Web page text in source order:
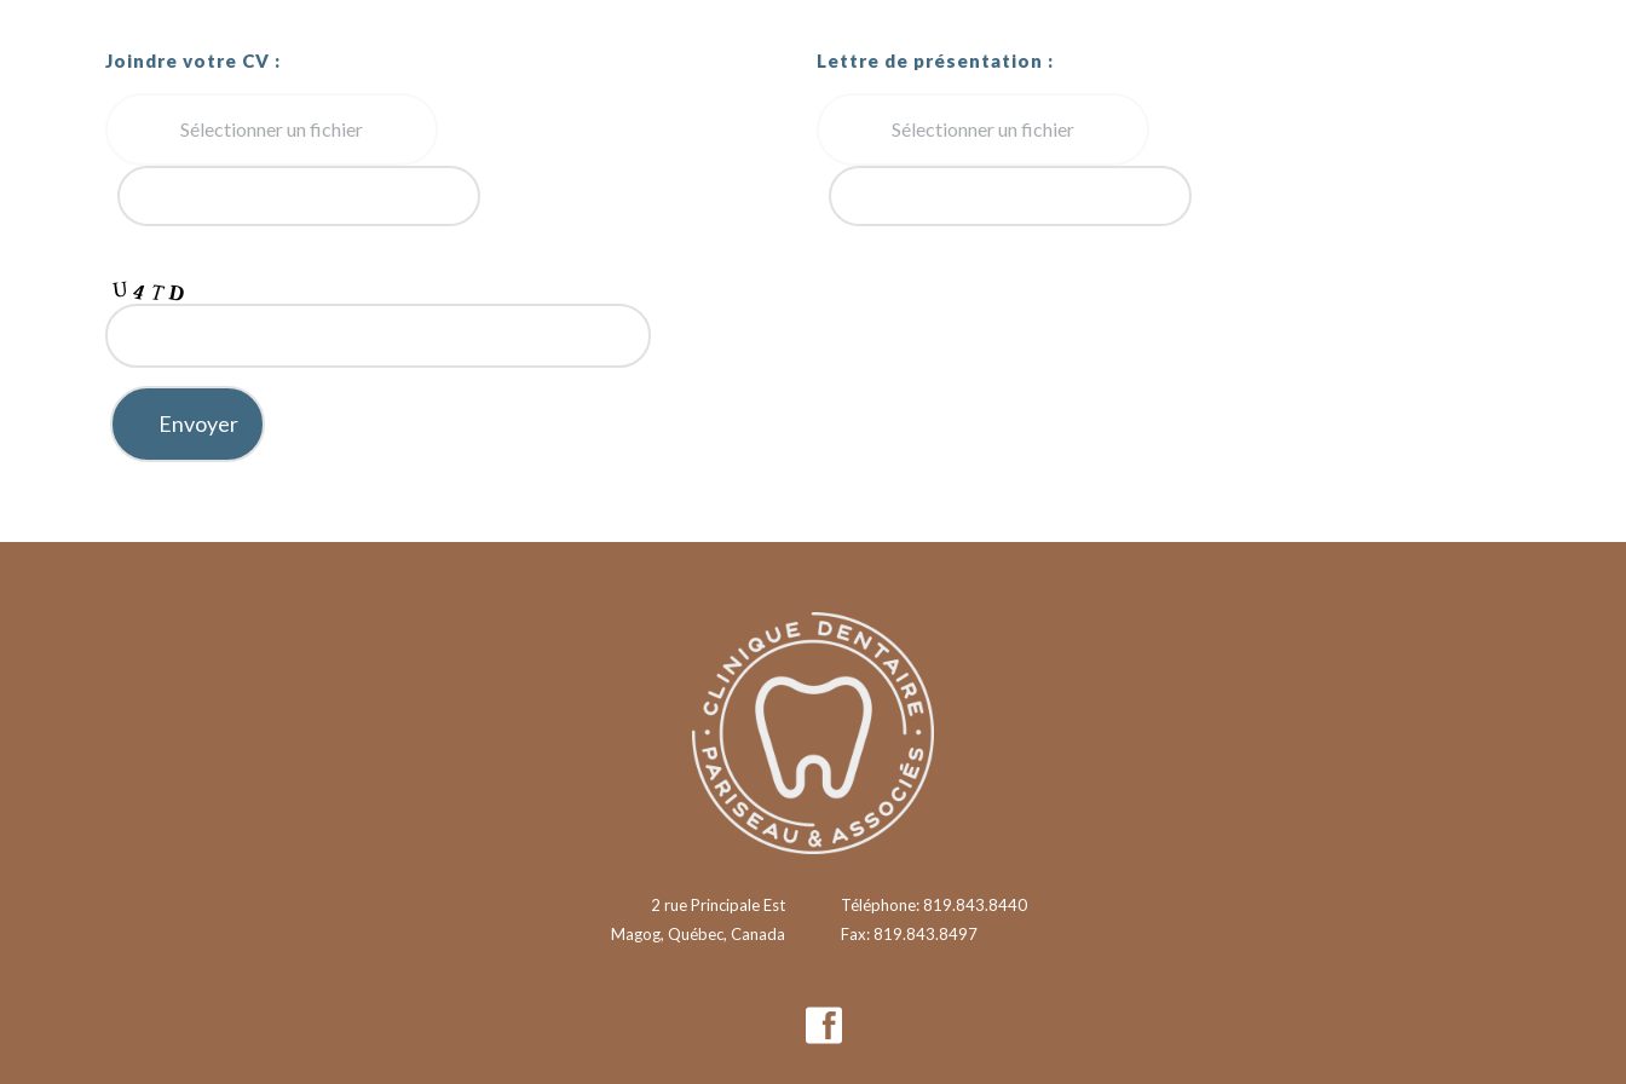
Joindre votre CV :
Sélectionner un fichier
Lettre de présentation :
Sélectionner un fichier
Téléphone: 819.843.8440
Fax: 819.843.8497
2 rue Principale Est
Magog, Québec, Canada